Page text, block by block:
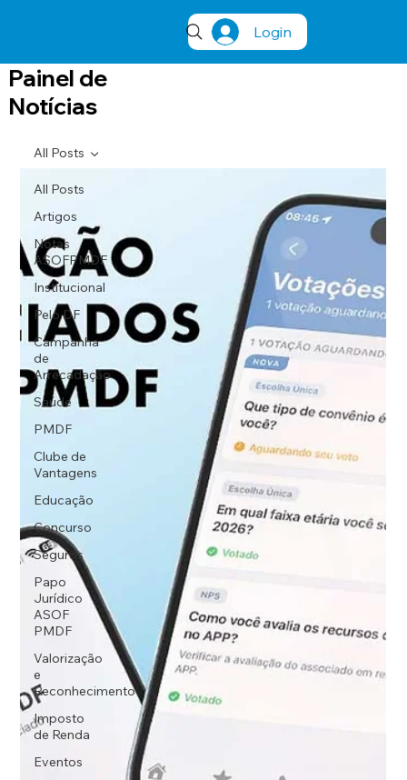
Login
Painel de
Notícias
All Posts
Artigos
Notas
ASOFPMDF
Institucional
Pelo DF
Campanha
de
Arrecadação
Saúde
PMDF
Clube de
Vantagens
Educação
Concurso
Seguros
Papo
Jurídico
ASOF
PMDF
Valorização
e
Reconhecimento
Imposto
de Renda
Eventos
All Posts